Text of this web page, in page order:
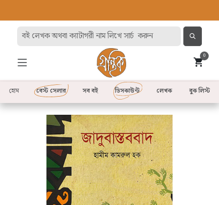
0
হোম বেস্ট সেলার সব বই লেখক
ডিসকাউন্ট বুক লিস্ট